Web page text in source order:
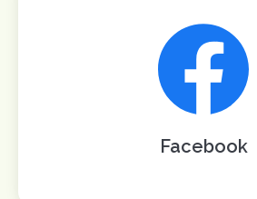
Facebook